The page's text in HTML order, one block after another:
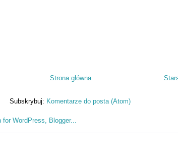
Strona główna
Subskrybuj: Komentarze do posta (Atom)